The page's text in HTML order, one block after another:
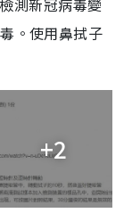
測新冠病毒變
。使用鼻拭子
+2